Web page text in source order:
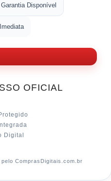
Disponível
OFICIAL
Digital
ComprasDigitais.com.br